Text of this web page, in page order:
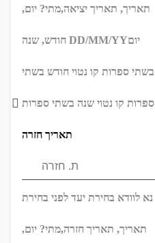
תאריך, תאריך יציאה,מתי? יום,
DD/MM/YYיום
בשתי ספרות קו נטוי חודש בשתי
ספרות קו נטוי שנה בשתי ספרות
תאריך חזרה
נא לוודא בחירת יעד לפני בחירת
תאריך, תאריך חזרה,מתי? יום,